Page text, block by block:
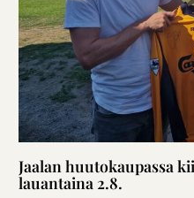
Jaalan huutokaupassa
lauantaina 2.8.